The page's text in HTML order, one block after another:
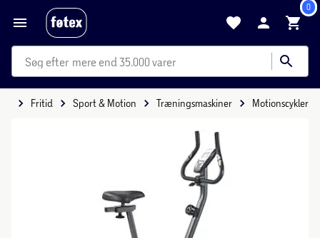
0
mere end 35.000 varer
Fritid Sport & Motion Træningsmaskiner Motionscykler